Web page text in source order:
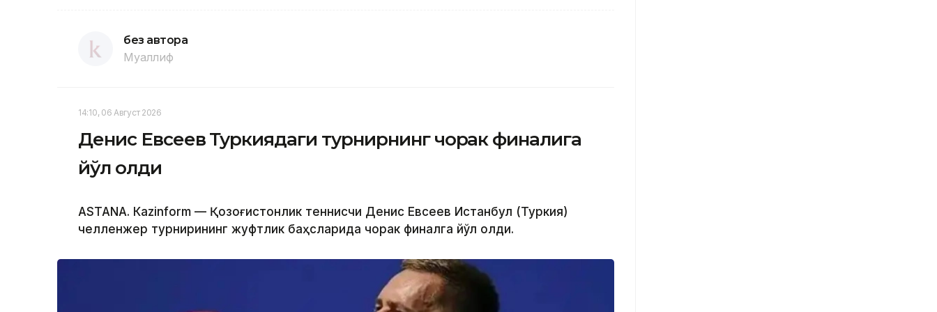
без автора
Муаллиф
14:10, 06 Август 2026
Денис Евсеев Туркиядаги турнирнинг чорак финалига
йўл олди
ASTANА. Кazinform — Қозоғистонлик теннисчи Денис Евсеев Истанбул (Туркия)
челленжер турнирининг жуфтлик баҳсларида чорак финалга йўл олди.